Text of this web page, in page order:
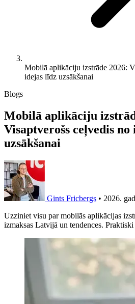
Mobilā aplikāciju izstrāde 2026:
idejas līdz uzsākšanai
Blogs
Mobilā aplikāciju
Visaptverošs ceļvedis no
uzsākšanai
Gints Fricbergs • 2026.
Uzziniet visu par mobilās aplikācijas
izmaksas Latvijā un tendences.